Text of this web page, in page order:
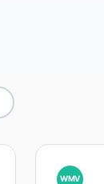
WMV